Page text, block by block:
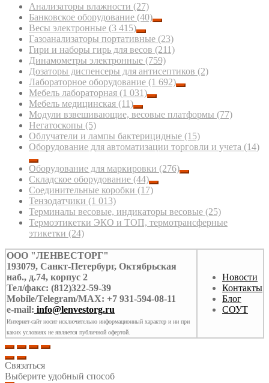
Анализаторы влажности (27)
Банковское оборудование (40)
Весы электронные (3 415)
Газоанализаторы портативные (23)
Гири и наборы гирь для весов (211)
Динамометры электронные (759)
Дозаторы диспенсеры для антисептиков (2)
Лабораторное оборудование (1 692)
Мебель лабораторная (1 031)
Мебель медицинская (11)
Модули взвешивающие, весовые платформы (77)
Негатоскопы (5)
Облучатели и лампы бактерицидные (15)
Оборудование для автоматизации торговли и учета (14)
Оборудование для маркировки (276)
Складское оборудование (44)
Соединительные коробки (17)
Тензодатчики (1 013)
Терминалы весовые, индикаторы весовые (25)
Термоэтикетки ЭКО и ТОП, термотрансферные
этикетки (24)
ООО "ЛЕНВЕСТОРГ"
193079, Санкт-Петербург, Октябрьская
наб., д.74, корпус 2
Тел/факс: (812)322-59-39
Mobile/Telegram/MAX: +7 931-594-08-11
e-mail: info@lenvestorg.ru
Интернет-сайт носит исключительно информационный характер и ни при
каких условиях не является публичной офертой.
Новости
Контакты
Блог
СОУТ
Связаться
Выберите удобный способ